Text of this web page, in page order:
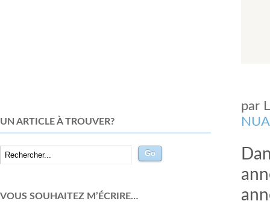
par
UN ARTICLE À TROUVER?
VOUS SOUHAITEZ M’ÉCRIRE…